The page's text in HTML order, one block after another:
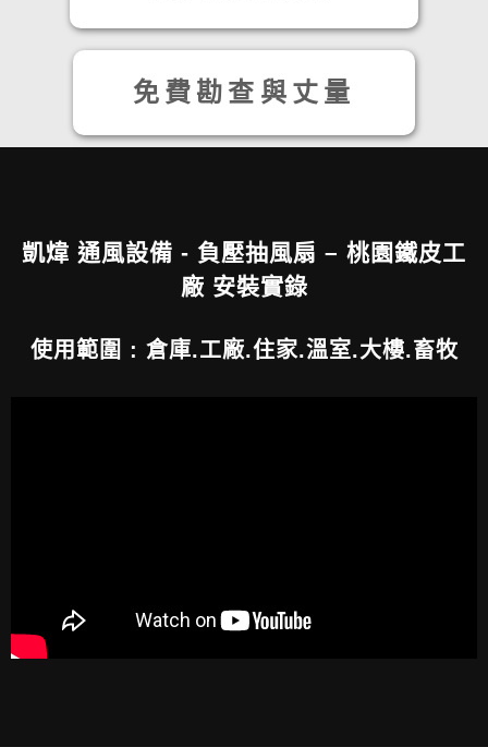
免費勘查與丈量
凱煒 通風設備 - 負壓抽風扇 – 桃園鐵皮工
廠 安裝實錄
使用範圍 : 倉庫.工廠.住家.溫室.大樓.畜牧